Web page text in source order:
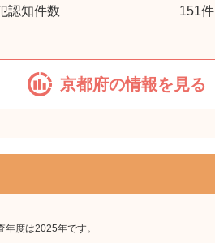
認知件数 151件
京都府の情報を見る
年度は2025年です。